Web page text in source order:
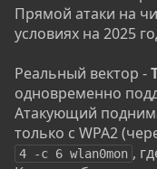
Прямой атаки на
условиях на 2025
Реальный вектор -
одновременно
Атакующий
только с WPA2
4 -c 6 wlan0mon ,